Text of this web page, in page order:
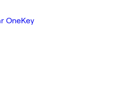
OneKey